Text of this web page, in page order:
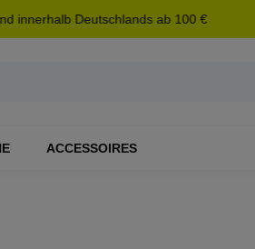
innerhalb Deutschlands ab 100 €
ACCESSOIRES